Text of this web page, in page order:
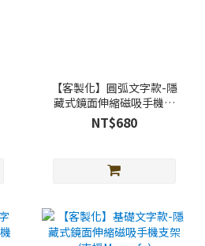
【客製化】圓弧文字款-隱
藏式鏡面伸縮磁吸手機支
架 (支援Magsafe)
NT$680